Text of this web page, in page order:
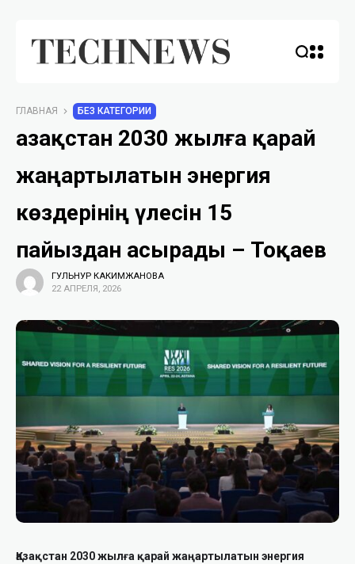
ГЛАВНАЯ БЕЗ КАТЕГОРИИ
Қазақстан 2030 жылға қарай
жаңартылатын энергия
көздерінің үлесін 15
пайыздан асырады – Тоқаев
ГУЛЬНУР КАКИМЖАНОВА
22 АПРЕЛЯ, 2026
Қазақстан 2030 жылға қарай жаңартылатын энергия